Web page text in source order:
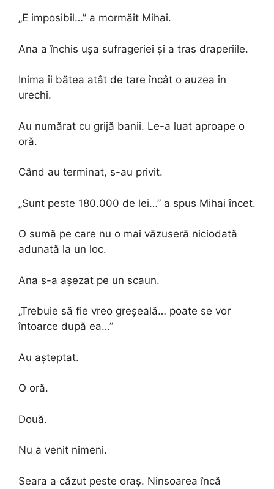
„E imposibil…” a mormăit Mihai.
Ana a închis ușa sufrageriei și a tras draperiile.
Inima îi bătea atât de tare încât o auzea în
urechi.
Au numărat cu grijă banii. Le-a luat aproape o
oră.
Când au terminat, s-au privit.
„Sunt peste 180.000 de lei…” a spus Mihai încet.
O sumă pe care nu o mai văzuseră niciodată
adunată la un loc.
Ana s-a așezat pe un scaun.
„Trebuie să fie vreo greșeală… poate se vor
întoarce după ea…”
Au așteptat.
O oră.
Două.
Nu a venit nimeni.
Seara a căzut peste oraș. Ninsoarea încă